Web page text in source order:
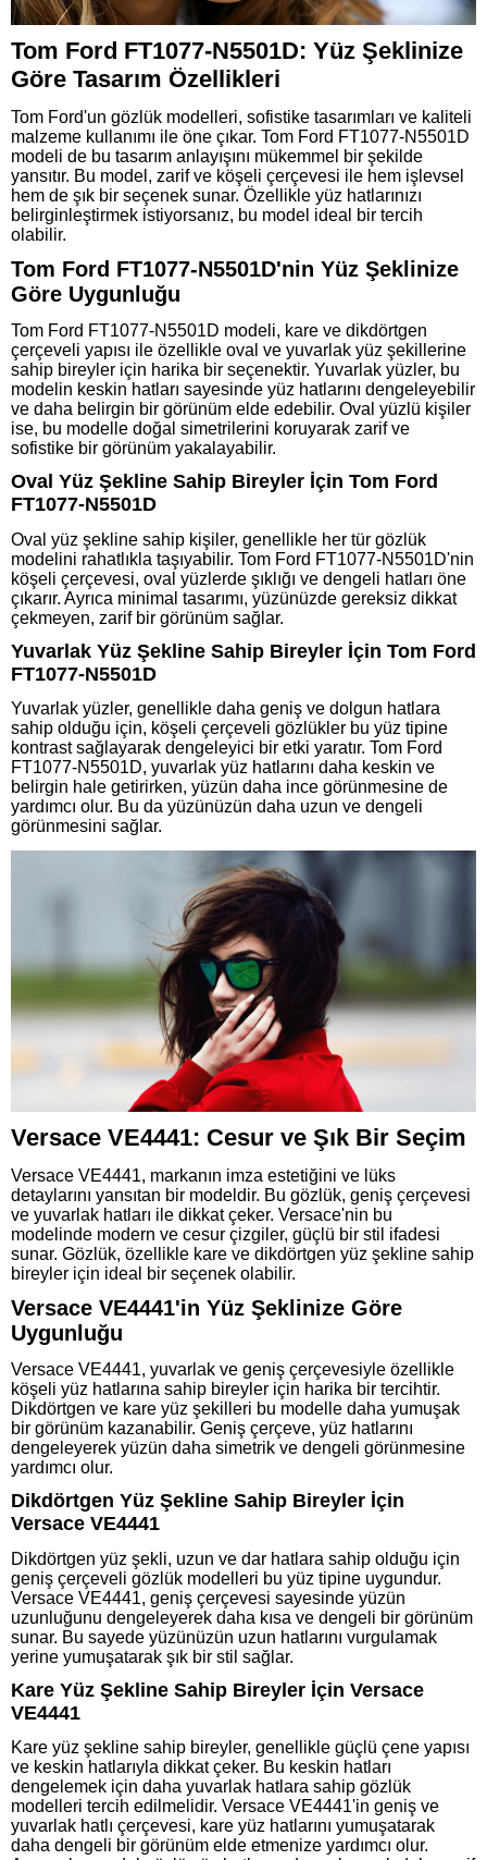
Tom Ford FT1077-N5501D: Yüz Şeklinize
Göre Tasarım Özellikleri
Tom Ford'un gözlük modelleri, sofistike tasarımları ve kaliteli
malzeme kullanımı ile öne çıkar. Tom Ford FT1077-N5501D
modeli de bu tasarım anlayışını mükemmel bir şekilde
yansıtır. Bu model, zarif ve köşeli çerçevesi ile hem işlevsel
hem de şık bir seçenek sunar. Özellikle yüz hatlarınızı
belirginleştirmek istiyorsanız, bu model ideal bir tercih
olabilir.
Tom Ford FT1077-N5501D'nin Yüz Şeklinize
Göre Uygunluğu
Tom Ford FT1077-N5501D modeli, kare ve dikdörtgen
çerçeveli yapısı ile özellikle oval ve yuvarlak yüz şekillerine
sahip bireyler için harika bir seçenektir. Yuvarlak yüzler, bu
modelin keskin hatları sayesinde yüz hatlarını dengeleyebilir
ve daha belirgin bir görünüm elde edebilir. Oval yüzlü kişiler
ise, bu modelle doğal simetrilerini koruyarak zarif ve
sofistike bir görünüm yakalayabilir.
Oval Yüz Şekline Sahip Bireyler İçin Tom Ford
FT1077-N5501D
Oval yüz şekline sahip kişiler, genellikle her tür gözlük
modelini rahatlıkla taşıyabilir. Tom Ford FT1077-N5501D'nin
köşeli çerçevesi, oval yüzlerde şıklığı ve dengeli hatları öne
çıkarır. Ayrıca minimal tasarımı, yüzünüzde gereksiz dikkat
çekmeyen, zarif bir görünüm sağlar.
Yuvarlak Yüz Şekline Sahip Bireyler İçin Tom Ford
FT1077-N5501D
Yuvarlak yüzler, genellikle daha geniş ve dolgun hatlara
sahip olduğu için, köşeli çerçeveli gözlükler bu yüz tipine
kontrast sağlayarak dengeleyici bir etki yaratır. Tom Ford
FT1077-N5501D, yuvarlak yüz hatlarını daha keskin ve
belirgin hale getirirken, yüzün daha ince görünmesine de
yardımcı olur. Bu da yüzünüzün daha uzun ve dengeli
görünmesini sağlar.
Versace VE4441: Cesur ve Şık Bir Seçim
Versace VE4441, markanın imza estetiğini ve lüks
detaylarını yansıtan bir modeldir. Bu gözlük, geniş çerçevesi
ve yuvarlak hatları ile dikkat çeker. Versace'nin bu
modelinde modern ve cesur çizgiler, güçlü bir stil ifadesi
sunar. Gözlük, özellikle kare ve dikdörtgen yüz şekline sahip
bireyler için ideal bir seçenek olabilir.
Versace VE4441'in Yüz Şeklinize Göre
Uygunluğu
Versace VE4441, yuvarlak ve geniş çerçevesiyle özellikle
köşeli yüz hatlarına sahip bireyler için harika bir tercihtir.
Dikdörtgen ve kare yüz şekilleri bu modelle daha yumuşak
bir görünüm kazanabilir. Geniş çerçeve, yüz hatlarını
dengeleyerek yüzün daha simetrik ve dengeli görünmesine
yardımcı olur.
Dikdörtgen Yüz Şekline Sahip Bireyler İçin
Versace VE4441
Dikdörtgen yüz şekli, uzun ve dar hatlara sahip olduğu için
geniş çerçeveli gözlük modelleri bu yüz tipine uygundur.
Versace VE4441, geniş çerçevesi sayesinde yüzün
uzunluğunu dengeleyerek daha kısa ve dengeli bir görünüm
sunar. Bu sayede yüzünüzün uzun hatlarını vurgulamak
yerine yumuşatarak şık bir stil sağlar.
Kare Yüz Şekline Sahip Bireyler İçin Versace
VE4441
Kare yüz şekline sahip bireyler, genellikle güçlü çene yapısı
ve keskin hatlarıyla dikkat çeker. Bu keskin hatları
dengelemek için daha yuvarlak hatlara sahip gözlük
modelleri tercih edilmelidir. Versace VE4441'in geniş ve
yuvarlak hatlı çerçevesi, kare yüz hatlarını yumuşatarak
daha dengeli bir görünüm elde etmenize yardımcı olur.